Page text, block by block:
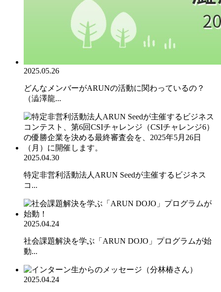
2025.05.26
どんなメンバーがARUNの活動に関わっているの？
（澁澤龍...
2025.04.30
特定非営利活動法人ARUN Seedが主催するビジネス
コ...
2025.04.24
社会課題解決を学ぶ「ARUN DOJO」プログラムが始
動...
2025.04.24